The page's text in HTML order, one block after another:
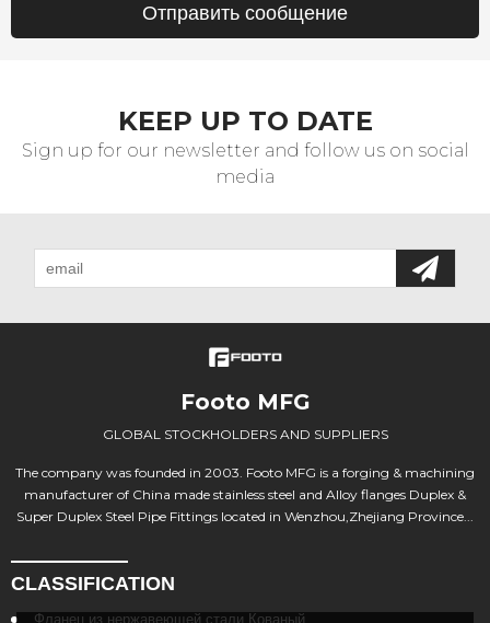
Отправить сообщение
KEEP UP TO DATE
Sign up for our newsletter and follow us on social
media
Footo MFG
GLOBAL STOCKHOLDERS AND SUPPLIERS
The company was founded in 2003. Footo MFG is a forging & machining
manufacturer of China made stainless steel and Alloy flanges Duplex &
Super Duplex Steel Pipe Fittings located in Wenzhou,Zhejiang Province...
CLASSIFICATION
Фланец из нержавеющей стали Кованый